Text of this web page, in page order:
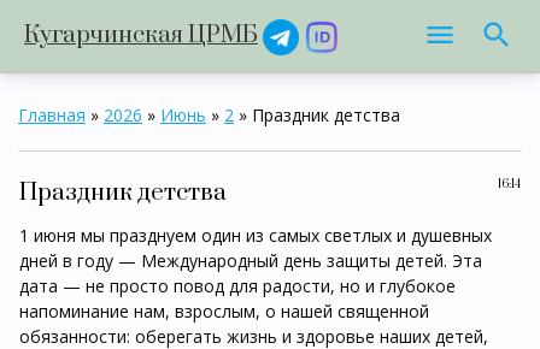
Кугарчинская ЦРМБ
Главная » 2026 » Июнь » 2 » Праздник детства
16:14
Праздник детства
1 июня мы празднуем один из самых светлых и душевных
дней в году — Международный день защиты детей. Эта
дата — не просто повод для радости, но и глубокое
напоминание нам, взрослым, о нашей священной
обязанности: оберегать жизнь и здоровье наших детей,